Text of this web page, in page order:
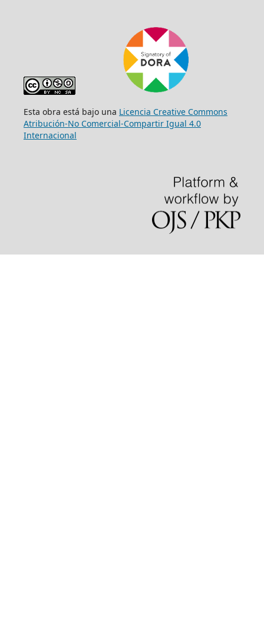
Esta obra está bajo una Licencia Creative Commons
Atribución-No Comercial-Compartir Igual 4.0
Internacional